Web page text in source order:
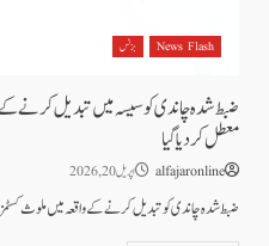
News Flash بزنس
ضبط شدہ چاندی کوسیسہ میں تبدیل کرنے کے
معطل کردیا گیا
alfajaronline اپریل 20, 2026
ضبط شدہ چاندی کو تبدیل کرنے کے واقعہ میں ملوث